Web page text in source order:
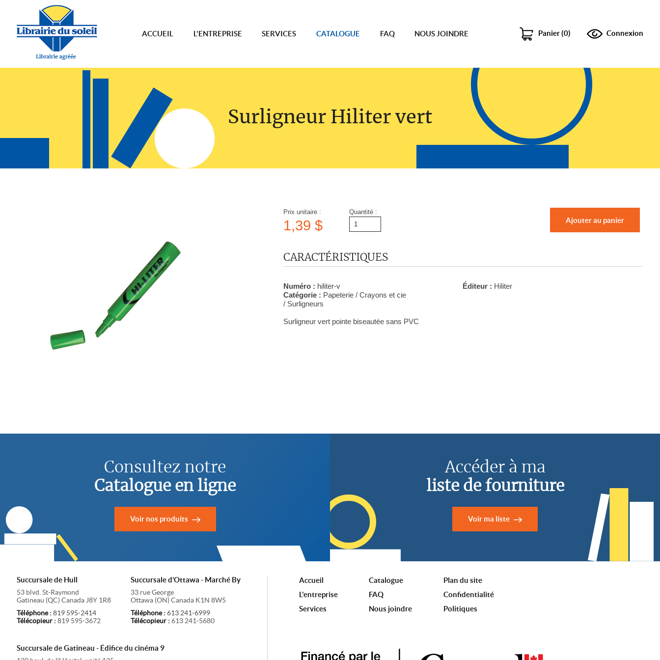
ACCUEIL L'ENTREPRISE SERVICES CATALOGUE FAQ NOUS JOINDRE Panier(0) Connexion
Surligneur Hiliter vert
Prix unitaire :
1,39 $
Quantité :
CARACTÉRISTIQUES
Numéro : hiliter-v
Catégorie : Papeterie / Crayons et cie
/ Surligneurs
Éditeur : Hiliter
Surligneur vert pointe biseautée sans PVC
Consultez notre
Catalogue en ligne
Voir nos produits
Accéder à ma
liste de fourniture
Voir ma liste
Succursale de Hull
53 blvd. St-Raymond
Gatineau (QC)Canada J8Y 1R8
Téléphone : 819 595-2414
Télécopieur : 819 595-3672
Succursale d’Ottawa - Marché By
33 rue George
Ottawa (ON)Canada K1N 8W5
Téléphone : 613 241-6999
Télécopieur : 613 241-5680
Succursale de Gatineau - Édifice du cinéma 9
Accueil
L'entreprise
Services
Catalogue
FAQ
Nous joindre
Plan du site
Confidentialité
Politiques